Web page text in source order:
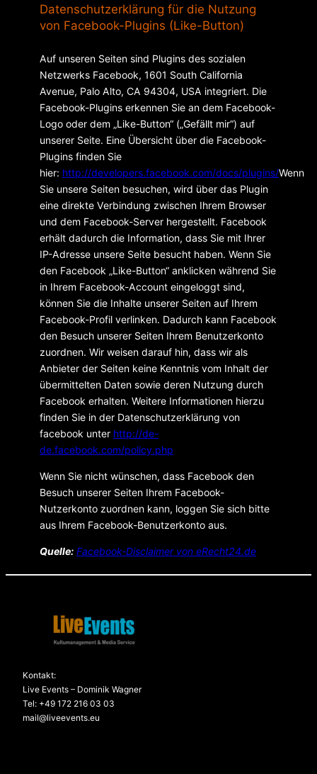
Datenschutzerklärung für die Nutzung
von Facebook-Plugins (Like-Button)
Auf unseren Seiten sind Plugins des sozialen
Netzwerks Facebook, 1601 South California
Avenue, Palo Alto, CA 94304, USA integriert. Die
Facebook-Plugins erkennen Sie an dem Facebook-
Logo oder dem „Like-Button“ („Gefällt mir“) auf
unserer Seite. Eine Übersicht über die Facebook-
Plugins finden Sie
hier: http://developers.facebook.com/docs/plugins/Wenn
Sie unsere Seiten besuchen, wird über das Plugin
eine direkte Verbindung zwischen Ihrem Browser
und dem Facebook-Server hergestellt. Facebook
erhält dadurch die Information, dass Sie mit Ihrer
IP-Adresse unsere Seite besucht haben. Wenn Sie
den Facebook „Like-Button“ anklicken während Sie
in Ihrem Facebook-Account eingeloggt sind,
können Sie die Inhalte unserer Seiten auf Ihrem
Facebook-Profil verlinken. Dadurch kann Facebook
den Besuch unserer Seiten Ihrem Benutzerkonto
zuordnen. Wir weisen darauf hin, dass wir als
Anbieter der Seiten keine Kenntnis vom Inhalt der
übermittelten Daten sowie deren Nutzung durch
Facebook erhalten. Weitere Informationen hierzu
finden Sie in der Datenschutzerklärung von
facebook unter http://de-
de.facebook.com/policy.php
Wenn Sie nicht wünschen, dass Facebook den
Besuch unserer Seiten Ihrem Facebook-
Nutzerkonto zuordnen kann, loggen Sie sich bitte
aus Ihrem Facebook-Benutzerkonto aus.
Quelle: Facebook-Disclaimer von eRecht24.de
Kontakt:
Live Events – Dominik Wagner
Tel: +49 172 216 03 03
mail@liveevents.eu